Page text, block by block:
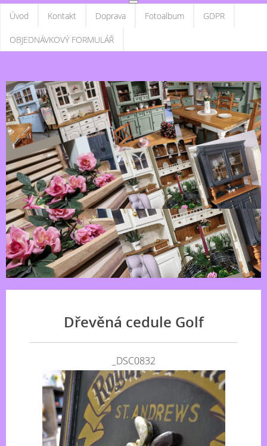
Úvod Kontakt Doprava Fotoalbum GDPR
OBJEDNÁVKOVÝ FORMULÁŘ
Dřevěná cedule Golf
_DSC0832